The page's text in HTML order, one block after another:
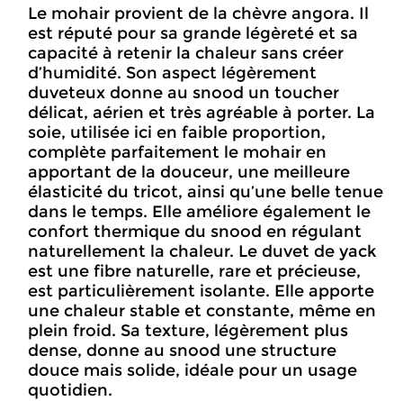
Le mohair provient de la chèvre angora. Il
est réputé pour sa grande légèreté et sa
capacité à retenir la chaleur sans créer
d’humidité. Son aspect légèrement
duveteux donne au snood un toucher
délicat, aérien et très agréable à porter. La
soie, utilisée ici en faible proportion,
complète parfaitement le mohair en
apportant de la douceur, une meilleure
élasticité du tricot, ainsi qu’une belle tenue
dans le temps. Elle améliore également le
confort thermique du snood en régulant
naturellement la chaleur. Le duvet de yack
est une fibre naturelle, rare et précieuse,
est particulièrement isolante. Elle apporte
une chaleur stable et constante, même en
plein froid. Sa texture, légèrement plus
dense, donne au snood une structure
douce mais solide, idéale pour un usage
quotidien.